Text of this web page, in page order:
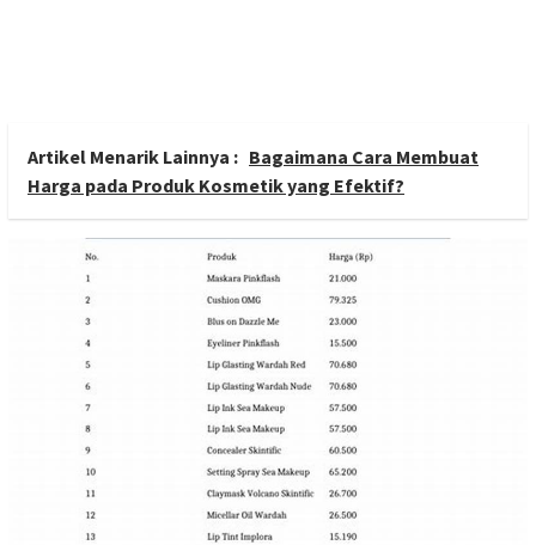
Artikel Menarik Lainnya : Bagaimana Cara Membuat
Harga pada Produk Kosmetik yang Efektif?